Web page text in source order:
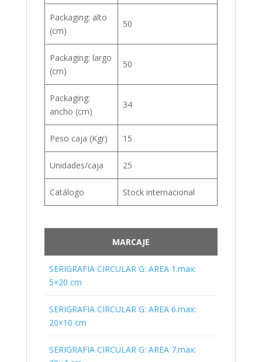
Packaging: alto
(cm)
50
Packaging: largo
(cm)
50
Packaging:
ancho (cm)
34
Peso caja (Kgr) 15
Unidades/caja 25
Catálogo Stock internacional
MARCAJE
SERIGRAFIA CIRCULAR G: AREA 1.max:
5×20 cm
SERIGRAFIA CIRCULAR G: AREA 6.max:
20×10 cm
SERIGRAFIA CIRCULAR G: AREA 7.max: